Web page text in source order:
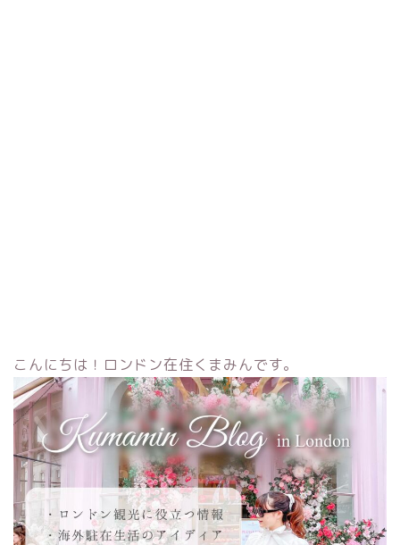
こんにちは！ロンドン在住くまみんです。